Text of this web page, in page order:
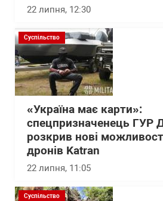
22 липня, 12:30
Суспільство
«Україна має карти»:
спецпризначенець ГУР
розкрив нові
дронів Katran
22 липня, 11:05
Суспільство